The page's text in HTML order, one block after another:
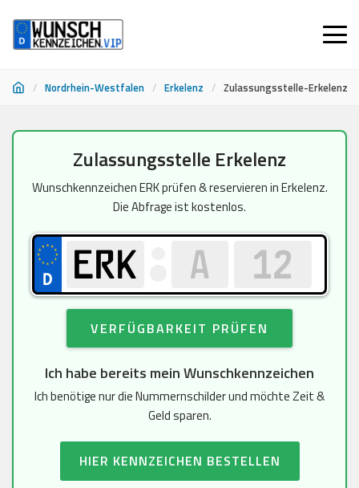
/ Nordrhein-Westfalen / Erkelenz / Zulassungsstelle-Erkelenz
springen
Zulassungsstelle Erkelenz
Wunschkennzeichen ERK prüfen & reservieren in Erkelenz.
Die Abfrage ist kostenlos.
VERFÜGBARKEIT PRÜFEN
Ich habe bereits mein Wunschkennzeichen
Ich benötige nur die Nummernschilder und möchte Zeit &
Geld sparen.
HIER KENNZEICHEN BESTELLEN